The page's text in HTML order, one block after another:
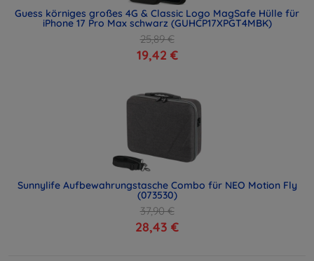
Guess körniges großes 4G & Classic Logo MagSafe Hülle für
iPhone 17 Pro Max schwarz (GUHCP17XPGT4MBK)
25,89 €
19,42 €
Sunnylife Aufbewahrungstasche Combo für NEO Motion Fly
(073530)
37,90 €
28,43 €